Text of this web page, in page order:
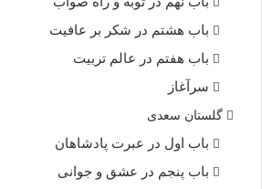
باب هشتم در شکر بر عافیت
باب هفتم در عالم تربیت
سرآغاز
گلستان سعدی
باب اول در عبرت پادشاهان
باب پنجم در عشق و جوانى